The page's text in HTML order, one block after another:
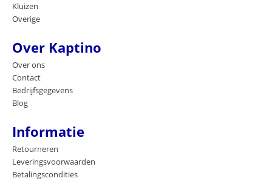
Kluizen
Overige
Over Kaptino
Over ons
Contact
Bedrijfsgegevens
Blog
Informatie
Retourneren
Leveringsvoorwaarden
Betalingscondities